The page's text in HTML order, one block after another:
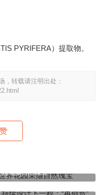
PYRIFERA）提取物。
，转载请注明出处：
赞
采撷自然瑰宝
计下一程：“再创造”为幸福而